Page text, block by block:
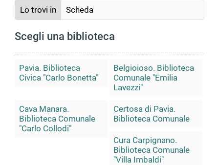
Lo trovi in Scheda
Scegli una biblioteca
Pavia. Biblioteca
Civica "Carlo Bonetta"
Belgioioso. Biblioteca
Comunale "Emilia
Lavezzi"
Cava Manara.
Biblioteca Comunale
"Carlo Collodi"
Certosa di Pavia.
Biblioteca Comunale
Cura Carpignano.
Biblioteca Comunale
"Villa Imbaldi"